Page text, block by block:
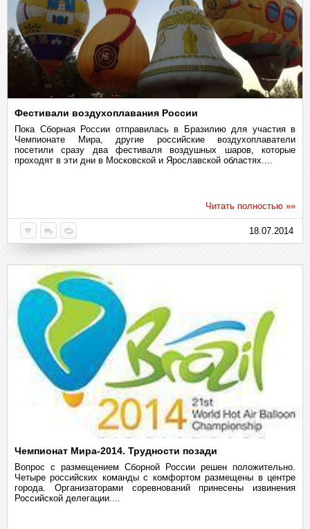
Фестивали воздухоплавания России
Пока Сборная России отправилась в Бразилию для участия в
Чемпионате Мира, другие российские воздухоплаватели
посетили сразу два фестиваля воздушных шаров, которые
проходят в эти дни в Московской и Ярославской областях....
Читать полностью »»
18.07.2014
Чемпионат Мира-2014. Трудности позади
Вопрос с размещением Сборной России решен положительно.
Четыре российских команды с комфортом размещены в центре
города. Организаторами соревнований принесены извинения
Российской делегации....